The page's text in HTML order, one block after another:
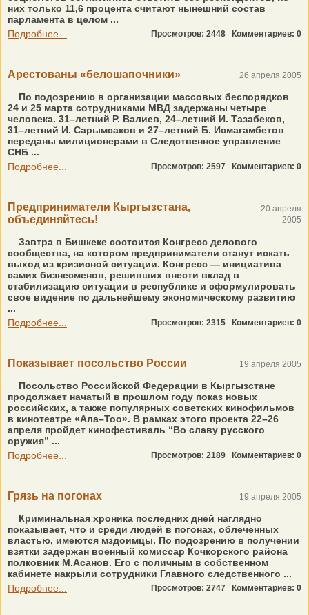
них только 11,6 процента считают нынешний состав
парламента в целом ...
Подробнее...
Просмотров: 2448 Комментариев: 0
Арестованы «белошапочники» 26 апреля 2005
По подозрению в организации массовых беспорядков
24 и 25 марта сотрудниками МВД задержаны четыре
человека. 31–летний Р. Валиев, 24–летний И. Тазабеков,
31–летний И. Сарымсаков и 27–летний Б. Исмагамбетов
переданы милиционерами в Следственное управление
СНБ ...
Подробнее...
Просмотров: 2597 Комментариев: 0
Предприниматели Кыргызстана,
объединяйтесь!
20 апреля
2005
Завтра в Бишкеке состоится Конгресс делового
сообщества, на котором предприниматели станут искать
выход из кризисной ситуации. Конгресс — инициатива
самих бизнесменов, решивших внести вклад в
стабилизацию ситуации в республике и сформулировать
свое видение по дальнейшему экономическому развитию
...
Подробнее...
Просмотров: 2315 Комментариев: 0
Показывает посольство России 19 апреля 2005
Посольство Российской Федерации в Кыргызстане
продолжает начатый в прошлом году показ новых
российских, а также популярных советских кинофильмов
в кинотеатре «Ала–Тоо». В рамках этого проекта 22–26
апреля пройдет кинофестиваль “Во славу русского
оружия” ...
Подробнее...
Просмотров: 2189 Комментариев: 0
Грязь на погонах 19 апреля 2005
Криминальная хроника последних дней наглядно
показывает, что и среди людей в погонах, облеченных
властью, имеются мздоимцы. По подозрению в получении
взятки задержан военный комиссар Кочкорского района
полковник М.Асанов. Его с поличным в собственном
кабинете накрыли сотрудники Главного следственного ...
Подробнее...
Просмотров: 2747 Комментариев: 0